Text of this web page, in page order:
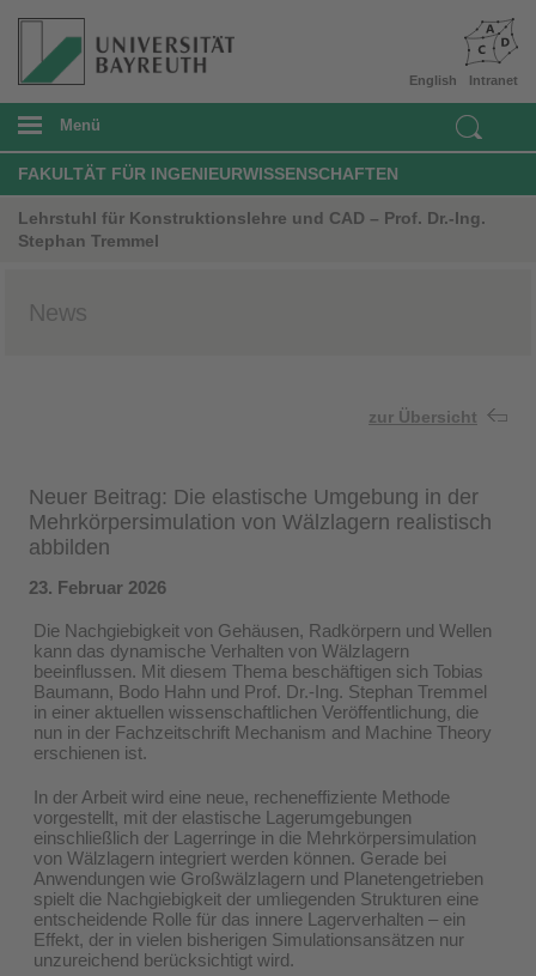
Intranet
English
Menü
FAKULTÄT FÜR INGENIEURWISSENSCHAFTEN
Lehrstuhl für Konstruktionslehre und CAD – Prof. Dr.-Ing.
Stephan Tremmel
News
zur Übersicht
Neuer Beitrag: Die elastische Umgebung in der
Mehrkörpersimulation von Wälzlagern realistisch
abbilden
23. Februar 2026
Die Nachgiebigkeit von Gehäusen, Radkörpern und Wellen
kann das dynamische Verhalten von Wälzlagern
beeinflussen. Mit diesem Thema beschäftigen sich Tobias
Baumann, Bodo Hahn und Prof. Dr.-Ing. Stephan Tremmel
in einer aktuellen wissenschaftlichen Veröffentlichung, die
nun in der Fachzeitschrift Mechanism and Machine Theory
erschienen ist.
In der Arbeit wird eine neue, recheneffiziente Methode
vorgestellt, mit der elastische Lagerumgebungen
einschließlich der Lagerringe in die Mehrkörpersimulation
von Wälzlagern integriert werden können. Gerade bei
Anwendungen wie Großwälzlagern und Planetengetrieben
spielt die Nachgiebigkeit der umliegenden Strukturen eine
entscheidende Rolle für das innere Lagerverhalten – ein
Effekt, der in vielen bisherigen Simulationsansätzen nur
unzureichend berücksichtigt wird.